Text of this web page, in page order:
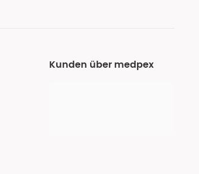
Kunden über medpex